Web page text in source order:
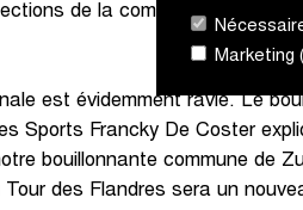
Marketing
de la commune, où
est évidemment ravie. Le
Sports Francky De Coster
bouillonnante commune de
des Flandres sera un